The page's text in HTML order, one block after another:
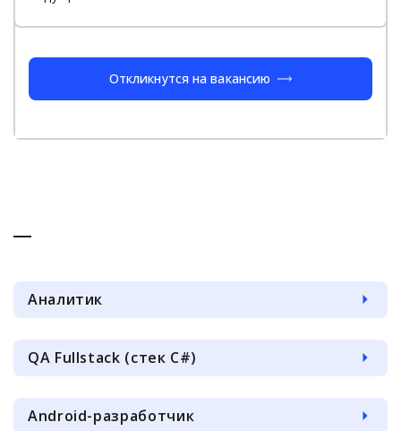
Откликнутся на вакансию
Аналитик
QA Fullstack (стек C#)
Android-разработчик